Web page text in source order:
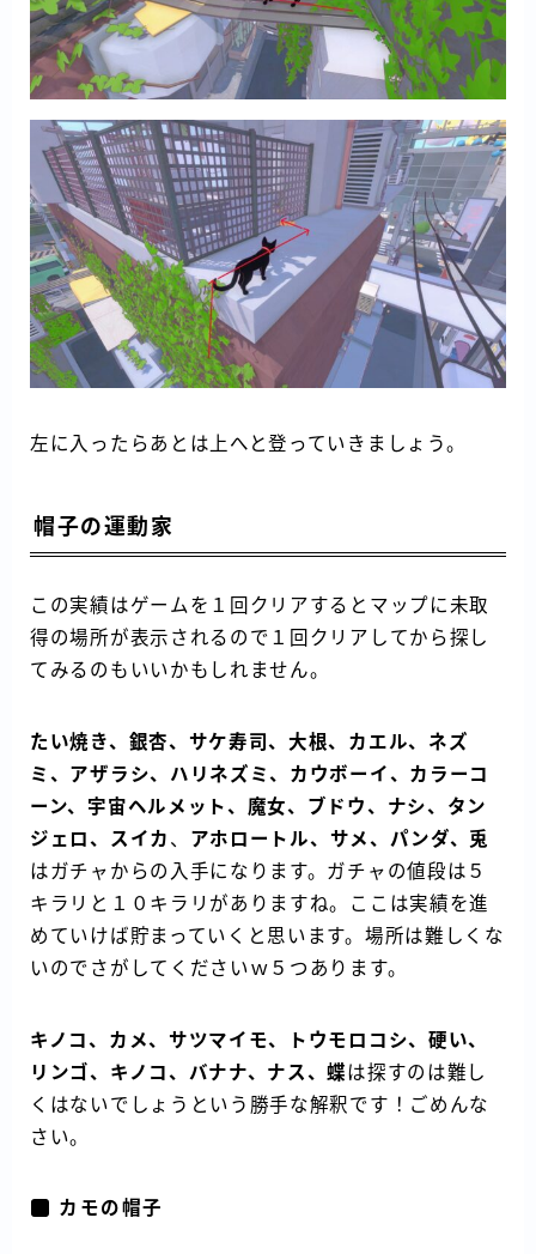
左に入ったらあとは上へと登っていきましょう。
帽子の運動家
この実績はゲームを１回クリアするとマップに未取
得の場所が表示されるので１回クリアしてから探し
てみるのもいいかもしれません。
たい焼き、銀杏、サケ寿司、大根、カエル、ネズ
ミ、アザラシ、ハリネズミ、カウボーイ、カラーコ
ーン、宇宙ヘルメット、魔女、ブドウ、ナシ、タン
ジェロ、スイカ 、 アホロートル、サメ、パンダ、兎
はガチャからの入手になります。ガチャの値段は５
キラリと１０キラリがありますね。ここは実績を進
めていけば貯まっていくと思います。場所は難しくな
いのでさがしてくださいｗ５つあります。
キノコ、カメ、サツマイモ、トウモロコシ、硬い、
リンゴ、キノコ、バナナ、ナス、蝶は探すのは難し
くはないでしょうという勝手な解釈です！ごめんな
さい。
カモの帽子